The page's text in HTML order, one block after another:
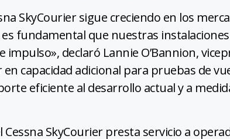
SkyCourier sigue creciendo en los
es fundamental que nuestras
declaró Lannie O’Bannion,
capacidad adicional para pruebas de
eficiente al desarrollo actual y a
SkyCourier presta servicio a